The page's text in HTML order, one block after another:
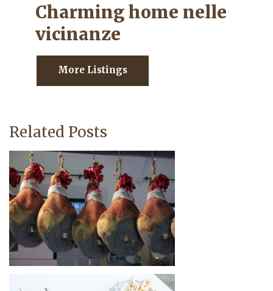
Charming home nelle
vicinanze
More Listings
Related Posts